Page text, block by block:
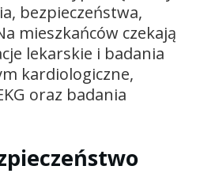
bezpieczeństwa,
mieszkańców czekają
lekarskie i badania
kardiologiczne,
oraz badania